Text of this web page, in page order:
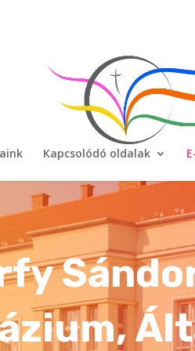
Kapcsolódó oldalak